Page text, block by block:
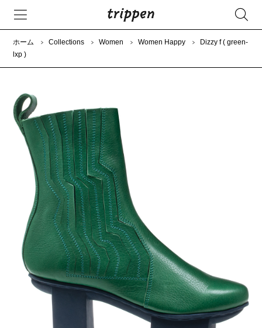
ホーム Collections Women Women Happy
Dizzy f ( green-
lxp )